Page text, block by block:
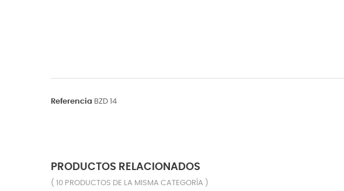
Referencia BZD 14
PRODUCTOS RELACIONADOS
( 10 PRODUCTOS DE LA MISMA CATEGORÍA )